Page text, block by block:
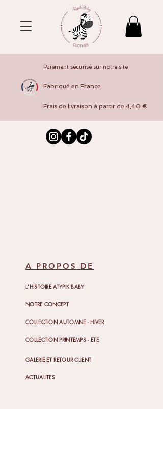
Paiement sécurisé sur notre site
Fabriqué en France
Frais de livraison à partir de 4,40 €
A PROPOS DE
L'HISTOIRE ATYPIK'BABY
NOTRE CONCEPT
COLLECTION AUTOMNE - HIVER
COLLECTION PRINTEMPS - ETE
GALERIE ET RETOUR CLIENT
ACTUALITES